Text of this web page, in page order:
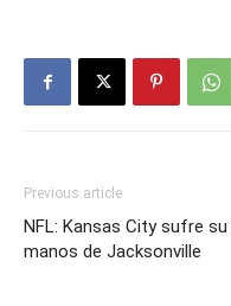
Previous article
NFL: Kansas City sufre
manos de Jacksonville